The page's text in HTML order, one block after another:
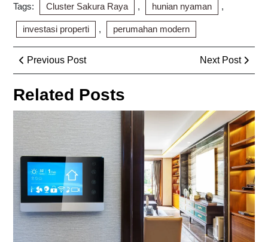
Tags: Cluster Sakura Raya , hunian nyaman ,
investasi properti , perumahan modern
Post
navigation
Previous PostPrevious
Post
Next Post
Next
Post
Related Posts